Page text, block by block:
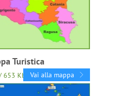
Turistica
Kb Vai alla mappa